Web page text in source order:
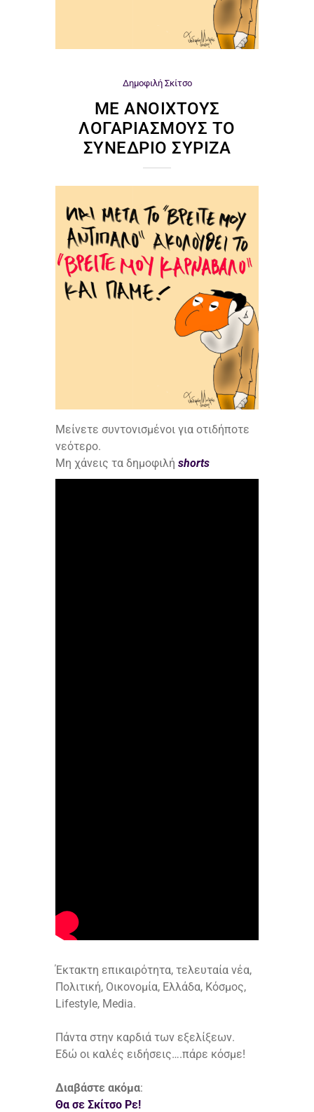
Δημοφιλή Σκίτσο
ΜΕ ΑΝΟΙΧΤΟΎΣ
ΛΟΓΑΡΙΑΣΜΟΎΣ ΤΟ
ΣΥΝΈΔΡΙΟ ΣΥΡΙΖΑ
Μείνετε συντονισμένοι για οτιδήποτε
νεότερο.
Μη χάνεις τα δημοφιλή shorts
Έκτακτη επικαιρότητα, τελευταία νέα,
Πολιτική, Οικονομία, Ελλάδα, Κόσμος,
Lifestyle, Media.
Πάντα στην καρδιά των εξελίξεων.
Εδώ οι καλές ειδήσεις….πάρε κόσμε!
Διαβάστε ακόμα:
Θα σε Σκίτσο Ρε!